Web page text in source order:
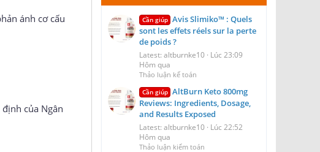
ánh cơ cấu
của Ngân
Cần giúp Avis Slimiko™ : Quels
sont les effets réels sur la perte
de poids ?
Latest: altburnke10 Lúc 23:09
Hôm qua
Thảo luận kế toán
Cần giúp AltBurn Keto 800mg
Reviews: Ingredients, Dosage,
and Results Exposed
Latest: altburnke10 Lúc 22:52
Hôm qua
Thảo luận kiểm toán